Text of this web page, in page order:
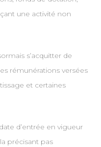
une activité non
s’acquitter de
rémunérations versées
et certaines
d’entrée en vigueur
précisant pas